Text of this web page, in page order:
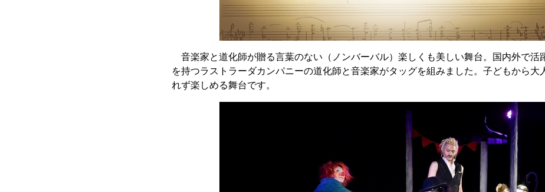
音楽家と道化師が贈る言葉のない（ノンバーバル）楽しくも美しい舞台。国内外で活
を持つラストラーダカンパニーの道化師と音楽家がタッグを組みました。子どもから大
れず楽しめる舞台です。